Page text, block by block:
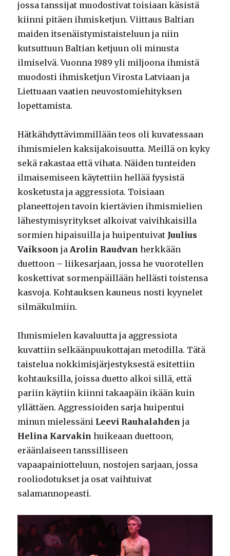
jossa tanssijat muodostivat toisiaan käsistä
kiinni pitäen ihmisketjun. Viittaus Baltian
maiden itsenäistymistaisteluun ja niin
kutsuttuun Baltian ketjuun oli minusta
ilmiselvä. Vuonna 1989 yli miljoona ihmistä
muodosti ihmisketjun Virosta Latviaan ja
Liettuaan vaatien neuvostomiehityksen
lopettamista.
Hätkähdyttävimmillään teos oli kuvatessaan
ihmismielen kaksijakoisuutta. Meillä on kyky
sekä rakastaa että vihata. Näiden tunteiden
ilmaisemiseen käytettiin hellää fyysistä
kosketusta ja aggressiota. Toisiaan
planeettojen tavoin kiertävien ihmismielien
lähestymisyritykset alkoivat vaivihkaisilla
sormien hipaisuilla ja huipentuivat Juulius
Vaiksoon ja Arolin Raudvan herkkään
duettoon – liikesarjaan, jossa he vuorotellen
koskettivat sormenpäillään hellästi toistensa
kasvoja. Kohtauksen kauneus nosti kyynelet
silmäkulmiin.
Ihmismielen kavaluutta ja aggressiota
kuvattiin selkäänpuukottajan metodilla. Tätä
taistelua nokkimisjärjestyksestä esitettiin
kohtauksilla, joissa duetto alkoi sillä, että
pariin käytiin kiinni takaapäin ikään kuin
yllättäen. Aggressioiden sarja huipentui
minun mielessäni Leevi Rauhalahden ja
Helina Karvakin huikeaan duettoon,
eräänlaiseen tanssilliseen
vapaapainiotteluun, nostojen sarjaan, jossa
rooliodotukset ja osat vaihtuivat
salamannopeasti.